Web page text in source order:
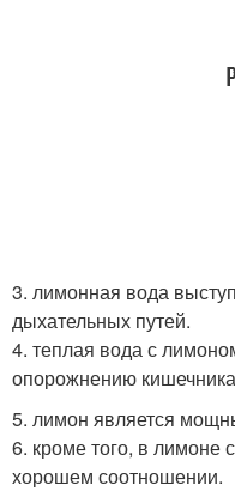
3. лимонная вода
дыхательных путей.
4. теплая вода с
опорожнению
5. лимон является
6. кроме того, в лимоне
хорошем соотношении.